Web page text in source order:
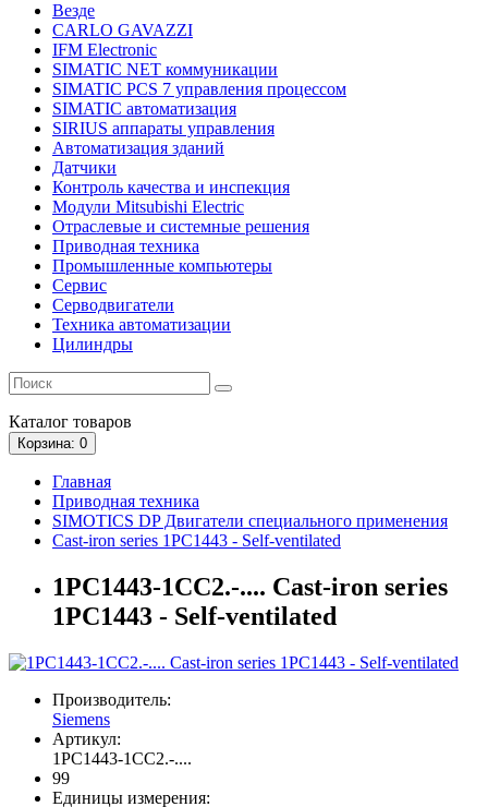
Везде
CARLO GAVAZZI
IFM Electronic
SIMATIC NET коммуникации
SIMATIC PCS 7 управления процессом
SIMATIC автоматизация
SIRIUS аппараты управления
Автоматизация зданий
Датчики
Контроль качества и инспекция
Модули Mitsubishi Electric
Отраслевые и системные решения
Приводная техника
Промышленные компьютеры
Сервис
Серводвигатели
Техника автоматизации
Цилиндры
Каталог товаров
Корзина: 0
Главная
Приводная техника
SIMOTICS DP Двигатели специального применения
Cast-iron series 1PC1443 - Self-ventilated
1PC1443-1CC2.-.... Cast-iron series
1PC1443 - Self-ventilated
Производитель:
Siemens
Артикул:
1PC1443-1CC2.-....
99
Единицы измерения: